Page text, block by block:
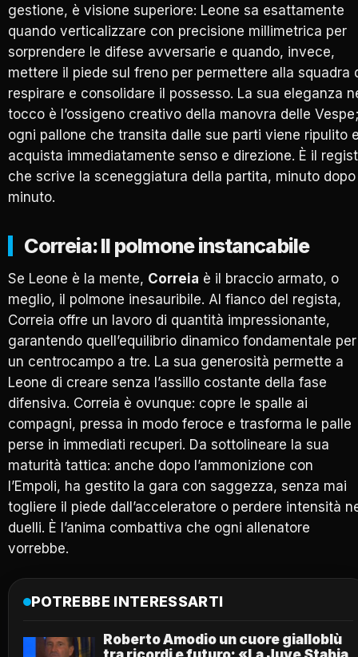
gestione, è visione superiore: Leone sa esattamente
quando verticalizzare con precisione millimetrica per
sorprendere le difese avversarie e quando, invece,
mettere il piede sul freno per permettere alla squadra
respirare e consolidare il possesso. La sua eleganza
tocco è l’ossigeno creativo della manovra delle Vespe;
ogni pallone che transita dalle sue parti viene ripulito
acquista immediatamente senso e direzione. È il
che scrive la sceneggiatura della partita, minuto dopo
minuto.
Correia: Il polmone instancabile
Se Leone è la mente, Correia è il braccio armato, o
meglio, il polmone inesauribile. Al fianco del regista,
Correia offre un lavoro di quantità impressionante,
garantendo quell’equilibrio dinamico fondamentale per
un centrocampo a tre. La sua generosità permette a
Leone di creare senza l’assillo costante della fase
difensiva. Correia è ovunque: copre le spalle ai
compagni, pressa in modo feroce e trasforma le palle
perse in immediati recuperi. Da sottolineare la sua
maturità tattica: anche dopo l’ammonizione con
l’Empoli, ha gestito la gara con saggezza, senza mai
togliere il piede dall’acceleratore o perdere intensità
duelli. È l’anima combattiva che ogni allenatore
vorrebbe.
POTREBBE INTERESSARTI
Roberto Amodio un cuore gialloblù